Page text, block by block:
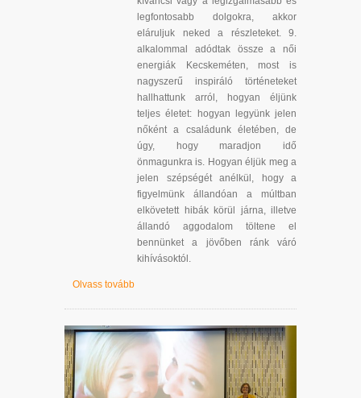
legfontosabb dolgokra, akkor
eláruljuk neked a részleteket. 9.
alkalommal adódtak össze a női
energiák Kecskeméten, most is
nagyszerű inspiráló történeteket
hallhattunk arról, hogyan éljünk
teljes életet: hogyan legyünk jelen
nőként a családunk életében, de
úgy, hogy maradjon idő
önmagunkra is. Hogyan éljük meg a
jelen szépségét anélkül, hogy a
figyelmünk állandóan a múltban
elkövetett hibák körül járna, illetve
állandó aggodalom töltene el
bennünket a jövőben ránk váró
kihívásoktól.
Olvass tovább